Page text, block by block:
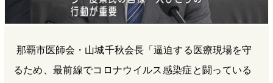
那覇市医師会・山城千秋会長「逼迫する医療現場を守
るため、最前線でコロナウイルス感染症と闘っている